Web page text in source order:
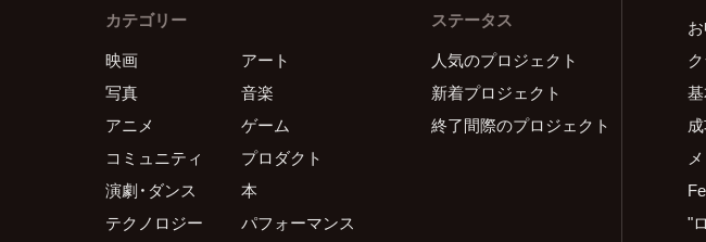
カテゴリー
映画
アート
写真
音楽
アニメ
ゲーム
コミュニティ
プロダクト
演劇・ダンス
本
テクノロジー
パフォーマンス
ステータス
人気のプロジェクト
新着プロジェクト
終了間際のプロジェクト
"